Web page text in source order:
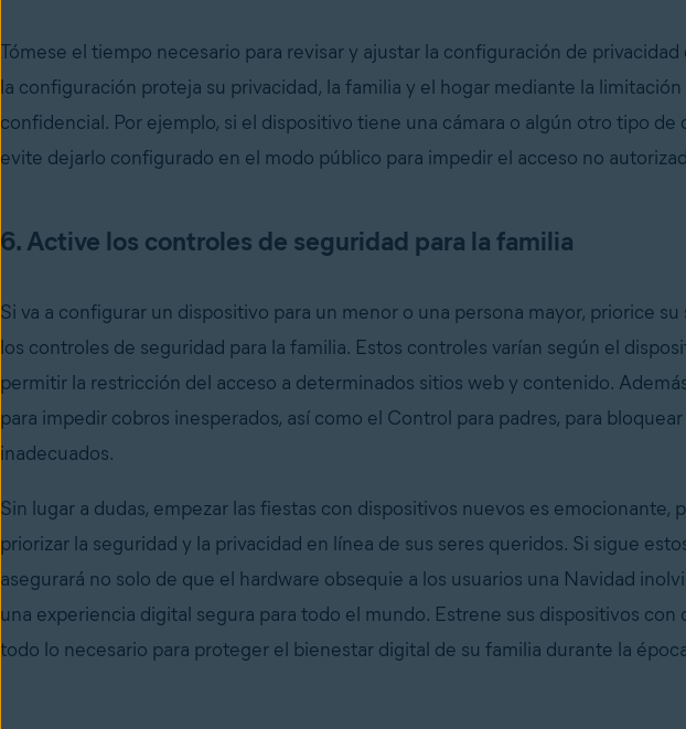
Tómese el tiempo necesario para revisar y ajustar la configuración de
la configuración proteja su privacidad, la familia y el hogar mediante la
confidencial. Por ejemplo, si el dispositivo tiene una cámara o algún otro tipo
evite dejarlo configurado en el modo público para impedir el acceso no
6. Active los controles de seguridad para la familia
Si va a configurar un dispositivo para un menor o una persona mayor, priorice
los controles de seguridad para la familia. Estos controles varían según el
permitir la restricción del acceso a determinados sitios web y contenido.
para impedir cobros inesperados, así como el Control para padres, para
inadecuados.
Sin lugar a dudas, empezar las fiestas con dispositivos nuevos es
priorizar la seguridad y la privacidad en línea de sus seres queridos. Si sigue
asegurará no solo de que el hardware obsequie a los usuarios una Navidad
una experiencia digital segura para todo el mundo. Estrene sus dispositivos
todo lo necesario para proteger el bienestar digital de su familia durante la